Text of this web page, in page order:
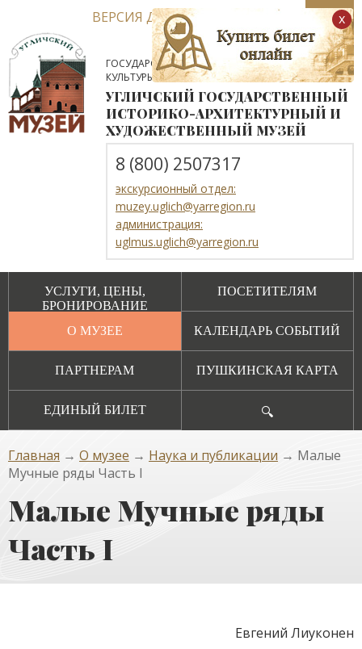
ВЕРСИЯ ДЛЯ СЛАБОВИДЯЩИХ
ГОСУДАРСТВЕННОЕ АВТОНОМНОЕ УЧРЕЖДЕНИЕ
КУЛЬТУРЫ ЯРОСЛАВСКОЙ ОБЛАСТИ
УГЛИЧСКИЙ ГОСУДАРСТВЕННЫЙ
ИСТОРИКО-АРХИТЕКТУРНЫЙ И
ХУДОЖЕСТВЕННЫЙ МУЗЕЙ
8 (800) 2507317
экскурсионный отдел:
muzey.uglich@yarregion.ru
администрация:
uglmus.uglich@yarregion.ru
УСЛУГИ, ЦЕНЫ,
БРОНИРОВАНИЕ
ПОСЕТИТЕЛЯМ
О МУЗЕЕ КАЛЕНДАРЬ СОБЫТИЙ
ПАРТНЕРАМ ПУШКИНСКАЯ КАРТА
ЕДИНЫЙ БИЛЕТ 🔍
Главная → О музее → Наука и публикации → Малые
Мучные ряды Часть I
Малые Мучные ряды
Часть I
Евгений Лиуконен
x